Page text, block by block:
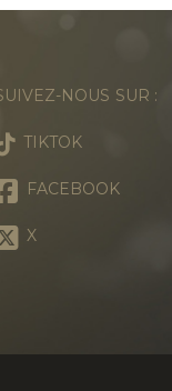
NOUS SUR :
TIKTOK
FACEBOOK
X